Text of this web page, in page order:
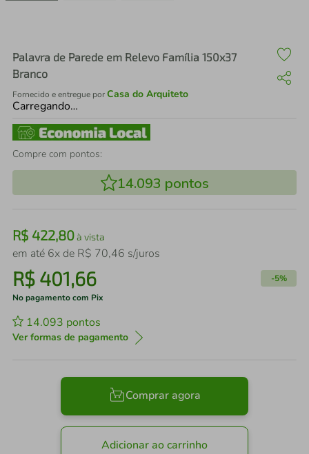
Palavra de Parede em Relevo Família 150x37
Branco
Fornecido e entregue porCasa do Arquiteto
Carregando…
Compre com pontos:
14.093 pontos
R$ 422,80à vista
em até 6x de R$ 70,46 s/juros
R$ 401,66 -5%
No pagamento com Pix
14.093 pontos
Ver formas de pagamento
Comprar agora
Adicionar ao carrinho